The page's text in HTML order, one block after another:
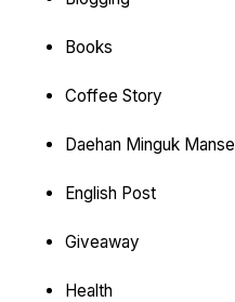
Books
Coffee Story
Daehan Minguk Manse
English Post
Giveaway
Health